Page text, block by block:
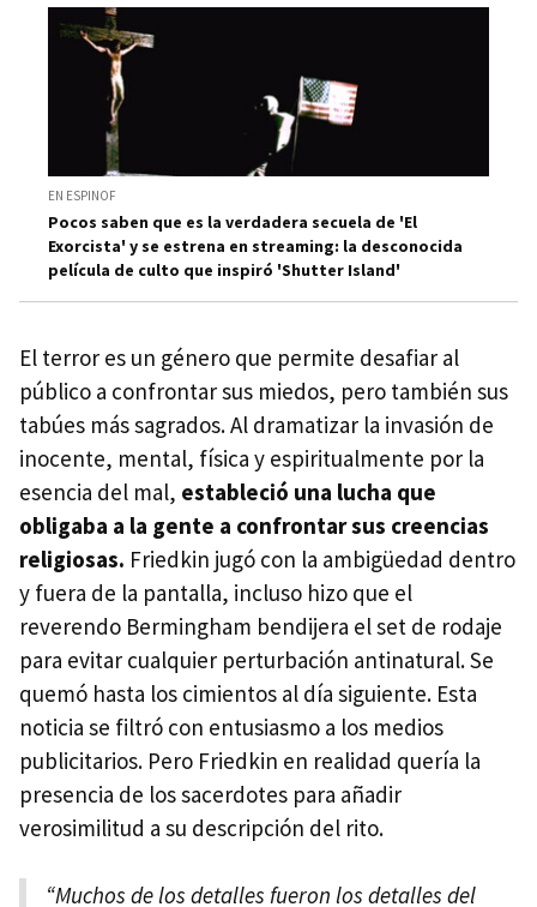
EN ESPINOF
Pocos saben que es la verdadera secuela de 'El
Exorcista' y se estrena en streaming: la desconocida
película de culto que inspiró 'Shutter Island'
El terror es un género que permite desafiar al
público a confrontar sus miedos, pero también sus
tabúes más sagrados. Al dramatizar la invasión de
inocente, mental, física y espiritualmente por la
esencia del mal, estableció una lucha que
obligaba a la gente a confrontar sus creencias
religiosas. Friedkin jugó con la ambigüedad dentro
y fuera de la pantalla, incluso hizo que el
reverendo Bermingham bendijera el set de rodaje
para evitar cualquier perturbación antinatural. Se
quemó hasta los cimientos al día siguiente. Esta
noticia se filtró con entusiasmo a los medios
publicitarios. Pero Friedkin en realidad quería la
presencia de los sacerdotes para añadir
verosimilitud a su descripción del rito.
“Muchos de los detalles fueron los detalles del